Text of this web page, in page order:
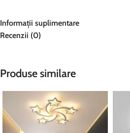
Informații suplimentare
Recenzii (0)
Produse similare